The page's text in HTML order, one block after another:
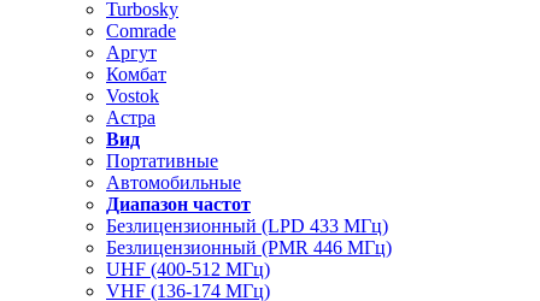
Turbosky
Comrade
Аргут
Комбат
Vostok
Астра
Вид
Портативные
Автомобильные
Диапазон частот
Безлицензионный (LPD 433 МГц)
Безлицензионный (PMR 446 МГц)
UHF (400-512 МГц)
VHF (136-174 МГц)